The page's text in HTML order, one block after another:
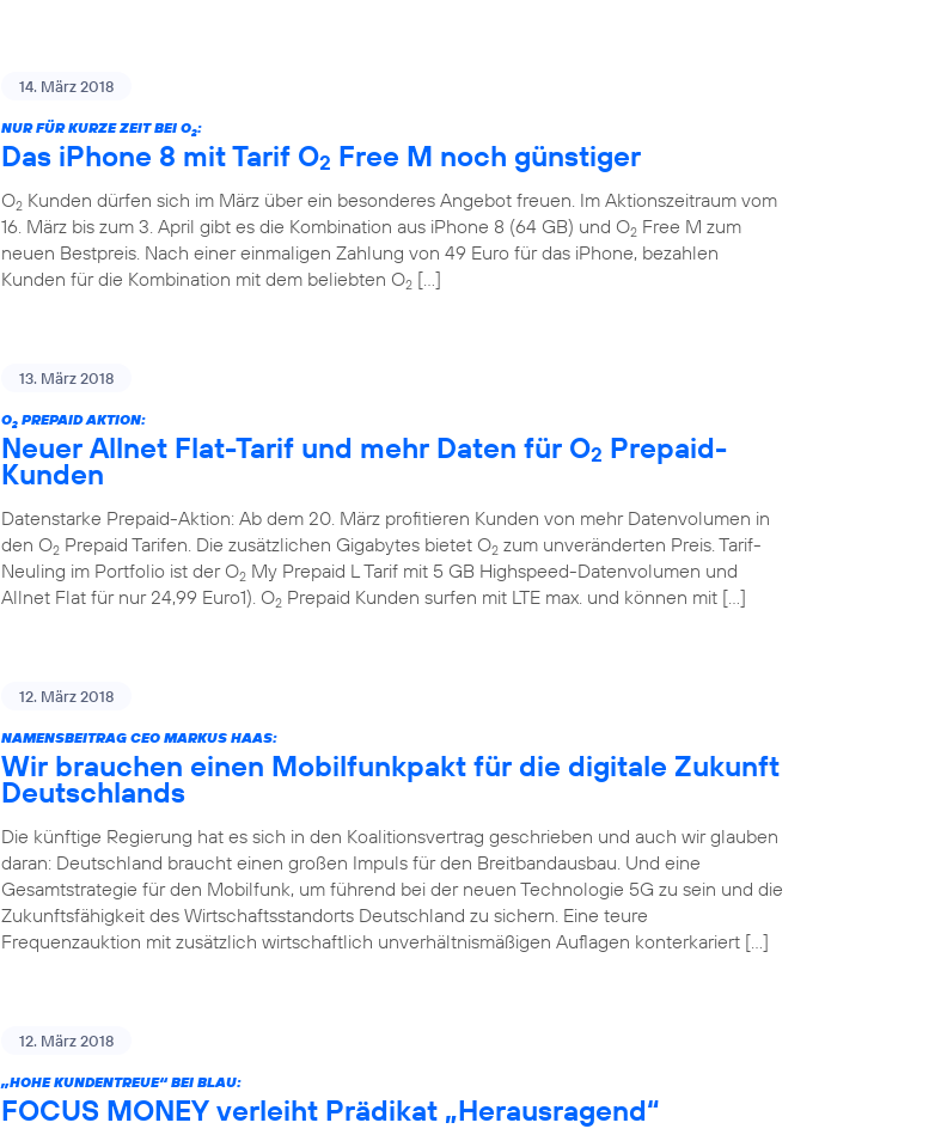
14. März 2018
NUR FÜR KURZE ZEIT BEI O2:
Das iPhone 8 mit Tarif O2 Free M noch günstiger
O2 Kunden dürfen sich im März über ein besonderes Angebot freuen. Im Aktionszeitraum vom
16. März bis zum 3. April gibt es die Kombination aus iPhone 8 (64 GB) und O2 Free M zum
neuen Bestpreis. Nach einer einmaligen Zahlung von 49 Euro für das iPhone, bezahlen
Kunden für die Kombination mit dem beliebten O2 […]
13. März 2018
O2 PREPAID AKTION:
Neuer Allnet Flat-Tarif und mehr Daten für O2 Prepaid-
Kunden
Datenstarke Prepaid-Aktion: Ab dem 20. März profitieren Kunden von mehr Datenvolumen in
den O2 Prepaid Tarifen. Die zusätzlichen Gigabytes bietet O2 zum unveränderten Preis. Tarif-
Neuling im Portfolio ist der O2 My Prepaid L Tarif mit 5 GB Highspeed-Datenvolumen und
Allnet Flat für nur 24,99 Euro1). O2 Prepaid Kunden surfen mit LTE max. und können mit […]
12. März 2018
NAMENSBEITRAG CEO MARKUS HAAS:
Wir brauchen einen Mobilfunkpakt für die digitale Zukunft
Deutschlands
Die künftige Regierung hat es sich in den Koalitionsvertrag geschrieben und auch wir glauben
daran: Deutschland braucht einen großen Impuls für den Breitbandausbau. Und eine
Gesamtstrategie für den Mobilfunk, um führend bei der neuen Technologie 5G zu sein und die
Zukunftsfähigkeit des Wirtschaftsstandorts Deutschland zu sichern. Eine teure
Frequenzauktion mit zusätzlich wirtschaftlich unverhältnismäßigen Auflagen konterkariert […]
12. März 2018
„HOHE KUNDENTREUE“ BEI BLAU:
FOCUS MONEY verleiht Prädikat „Herausragend“